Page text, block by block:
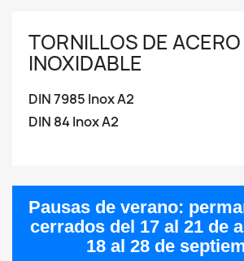
TORNILLOS DE ACERO
INOXIDABLE
DIN 7985 Inox A2
DIN 84 Inox A2
Pausas de verano:
cerrados del 17 al 21 de
18 al 28 de